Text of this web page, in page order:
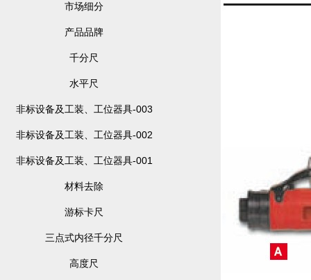
市场细分
产品品牌
千分尺
水平尺
非标设备及工装、工位器具-003
非标设备及工装、工位器具-002
非标设备及工装、工位器具-001
材料去除
游标卡尺
三点式内径千分尺
高度尺